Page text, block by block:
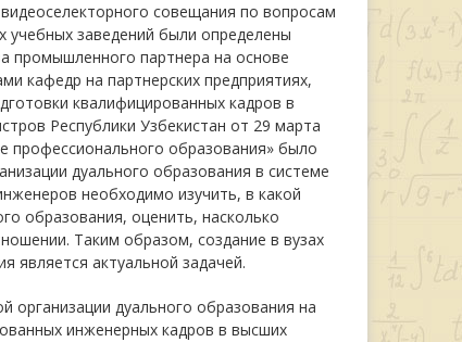
совещания по вопросам
учебных заведений были определены
промышленного партнера на основе
кафедр на партнерских предприятиях,
квалифицированных кадров в
Республики Узбекистан от 29 марта
профессионального образования» было
дуального образования в системе
необходимо изучить, в какой
образования, оценить, насколько
Таким образом, создание в вузах
является актуальной задачей.
организации дуального образования на
инженерных кадров в высших